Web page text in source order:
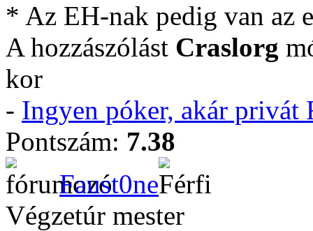
* Az EH-nak pedig van az
A hozzászólást Craslorg
kor
- Ingyen póker, akár privát
Pontszám: 7.38
Faust0ne
Végzetúr mester